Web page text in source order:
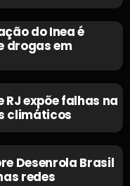
do Inea é
drogas em
RJ expõe falhas na
climáticos
Desenrola Brasil
redes